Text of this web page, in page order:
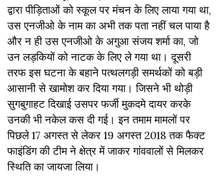
द्वारा पीड़िताओं को स्कूल पर मंचन के लिए लाया गया था,
उस एनजीओ के नाम का अभी तक पता नहीं चल पाया है
और न ही उस एनजीओ के अगुआ संजय शर्मा का, जो
उन लड़कियों को नाटक के लिए ले गया था। दूसरी
तरफ इस घटना के बहाने पत्थलगड़ी समर्थकों को बड़ी
आसानी से खामोश कर दिया गया। जिसने भी थोड़ी
सुगबुगाहट दिखाई उसपर फर्जी मुकदमे दायर करके
उनकी भी नकेल कस दी गई। इन तमाम मामलों पर
पिछले 17 अगस्त से लेकर 19 अगस्त 2018 तक फैक्ट
फाइंडिंग की टीम ने क्षेत्र में जाकर गांववालों से मिलकर
स्थिति का जायजा लिया।